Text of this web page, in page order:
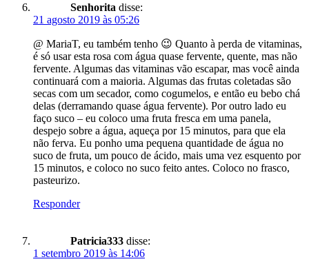
Senhorita disse:
21 agosto 2019 às 05:26
@ MariaT, eu também tenho 😉 Quanto à perda de vitaminas,
é só usar esta rosa com água quase fervente, quente, mas não
fervente. Algumas das vitaminas vão escapar, mas você ainda
continuará com a maioria. Algumas das frutas coletadas são
secas com um secador, como cogumelos, e então eu bebo chá
delas (derramando quase água fervente). Por outro lado eu
faço suco – eu coloco uma fruta fresca em uma panela,
despejo sobre a água, aqueça por 15 minutos, para que ela
não ferva. Eu ponho uma pequena quantidade de água no
suco de fruta, um pouco de ácido, mais uma vez esquento por
15 minutos, e coloco no suco feito antes. Coloco no frasco,
pasteurizo.
Responder
Patricia333 disse:
1 setembro 2019 às 14:06